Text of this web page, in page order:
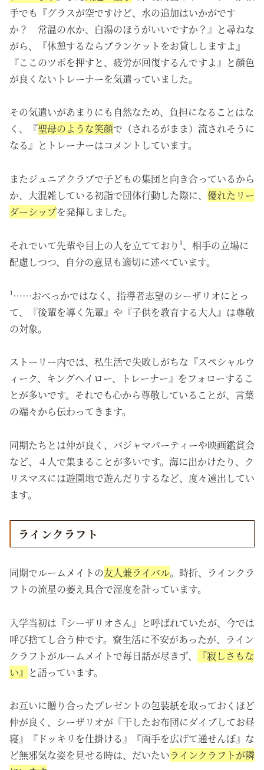
手でも『グラスが空ですけど、水の追加はいかがです
か？ 常温の水か、白湯のほうがいいですか？』と尋ねな
がら、『休憩するならブランケットをお貸ししますよ』
『ここのツボを押すと、疲労が回復するんですよ』と顔色
が良くないトレーナーを気遣っていました。
その気遣いがあまりにも自然なため、負担になることはな
く、『聖母のような笑顔で（されるがまま）流されそうに
なる』とトレーナーはコメントしています。
またジュニアクラブで子どもの集団と向き合っているから
か、 大混雑している初詣で団体行動した際に、 優れたリー
ダーシップを発揮しました。
それでいて先輩や目上の人を立てており¹、相手の立場に
配慮しつつ、自分の意見も適切に述べています。
¹……おべっかではなく、指導者志望のシーザリオにとっ
て、『後輩を導く先輩』や『子供を教育する大人』は尊敬
の対象。
ストーリー内では、私生活で失敗しがちな『スペシャルウ
ィーク、キングヘイロー、トレーナー』をフォローするこ
とが多いです。それでも心から尊敬していることが、言葉
の端々から伝わってきます。
同期たちとは仲が良く、パジャマパーティーや映画鑑賞会
など、４人で集まることが多いです。海に出かけたり、ク
リスマスには遊園地で遊んだりするなど、度々遠出してい
ます。
ラインクラフト
同期でルームメイトの友人兼ライバル。時折、ラインクラ
フトの流星の萎え具合で湿度を計っています。
入学当初は『シーザリオさん』と呼ばれていたが、今では
呼び捨てし合う仲です。寮生活に不安があったが、ライン
クラフトがルームメイトで毎日話が尽きず、
『寂しさもな
い』 と語っています。
お互いに贈り合ったプレゼントの包装紙を取っておくほど
仲が良く、 シーザリオが 『干したお布団にダイブしてお昼
寝』『ドッキリを仕掛ける』『両手を広げて通せんぼ』な
ど無邪気な姿を見せる時は、だいたいラインクラフトが隣